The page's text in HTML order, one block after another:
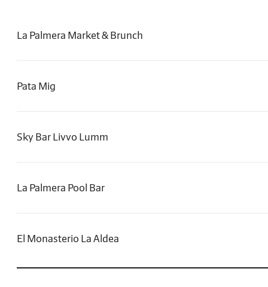
La Palmera Market & Brunch
Pata Mig
Sky Bar Livvo Lumm
La Palmera Pool Bar
El Monasterio La Aldea